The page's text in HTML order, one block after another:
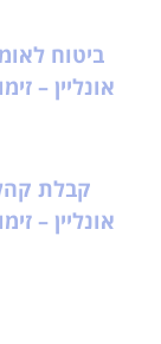
ביטוח
אונליין –
קבלת
אונליין –